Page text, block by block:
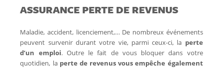
ASSURANCE PERTE DE REVENUS
Maladie, accident, licenciement,… De nombreux événements
peuvent survenir durant votre vie, parmi ceux-ci, la perte
d’un emploi. Outre le fait de vous bloquer dans votre
quotidien, la perte de revenus vous empêche également